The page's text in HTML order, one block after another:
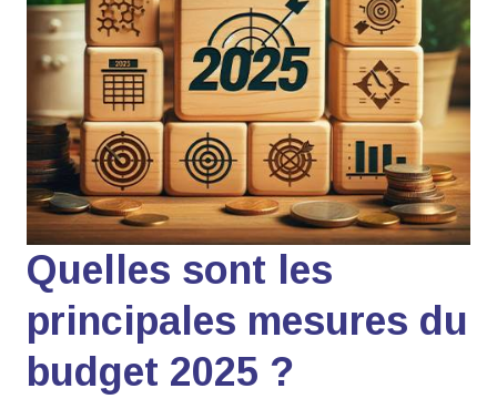
Quelles sont les
principales mesures du
budget 2025 ?